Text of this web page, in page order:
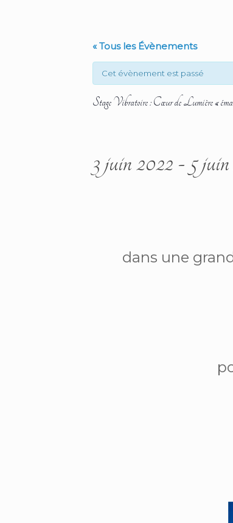
« Tous les Évènements
Cet évènement est passé
Stage Vibratoire : Cœur de Lumière «
3 juin 2022- 5
dans une